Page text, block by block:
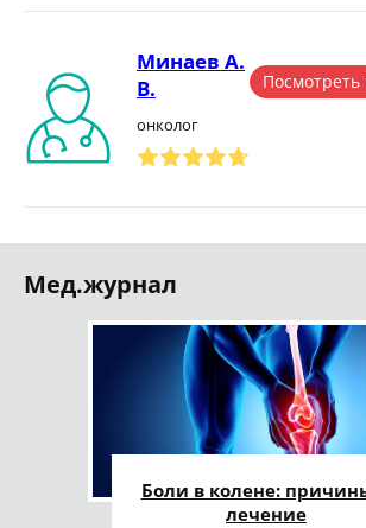
Минаев А.
В.
онколог
Мед.журнал
Боли в колене:
лечение